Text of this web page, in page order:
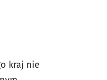
kraj nie